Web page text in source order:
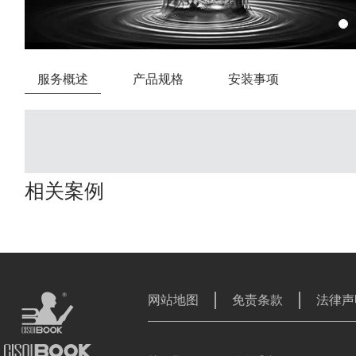
服务概述 产品规格 安装事项
相关案例
网站地图 免责条款 法律